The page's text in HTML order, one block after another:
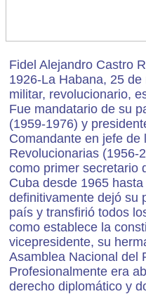
Fidel Alejandro Castro
1926-La Habana, 25
militar, revolucionario,
Fue mandatario de su
(1959-1976) y
Comandante en jefe de
Revolucionarias (1956-
como primer secretario
Cuba desde 1965
definitivamente dejó su
país y transfirió todos
como establece la
vicepresidente, su
Asamblea Nacional del
Profesionalmente era
derecho diplomático y